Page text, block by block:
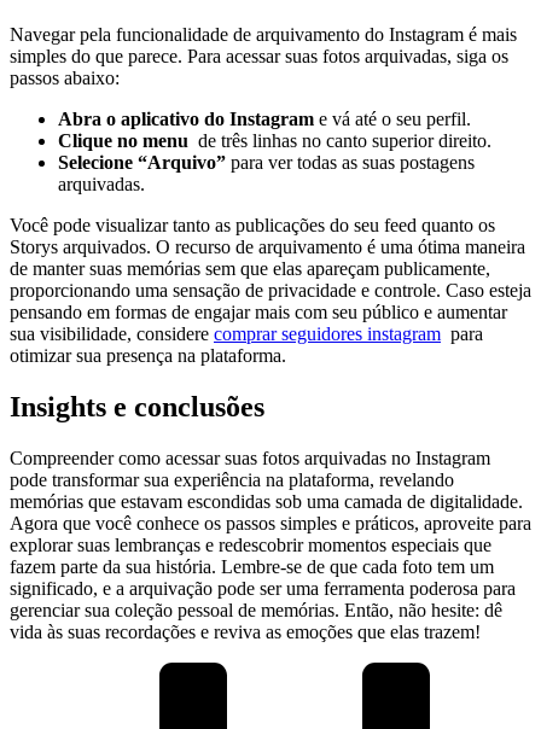
Navegar pela funcionalidade de‌ arquivamento‌ do Instagram é mais
simples do que ‌parece. Para acessar suas fotos arquivadas, siga os
passos abaixo:
Abra ​o aplicativo⁤ do Instagram ⁤e vá ‍até⁢ o seu perfil.
Clique ⁣no menu ‍ de três linhas no canto ⁤superior direito.
Selecione “Arquivo” para ver todas ​as⁢ suas postagens
arquivadas.
Você pode visualizar tanto⁢ as ‌publicações do seu feed quanto os
Storys arquivados. O⁢ recurso de arquivamento é uma ótima⁢ maneira
⁤de manter​ suas memórias​ sem que ⁤elas⁣ apareçam publicamente,
proporcionando uma ⁤sensação de privacidade e controle. Caso esteja
pensando em formas⁣ de⁢ engajar mais com⁣ seu público e aumentar⁤
sua visibilidade, ⁢considere‍ comprar seguidores⁢ instagram ‍ para
otimizar sua presença na plataforma.
Insights e conclusões
Compreender como acessar suas fotos arquivadas no Instagram
pode transformar sua experiência na plataforma, revelando
memórias ​que estavam escondidas sob ‌uma camada de digitalidade.
Agora que você conhece os ‍passos simples e práticos, ​aproveite para
explorar‌ suas lembranças e redescobrir ‌momentos especiais que ​
fazem parte da sua ⁣história. Lembre-se ‍de que cada foto⁣ tem um
significado, e a arquivação⁢ pode ‍ser uma ferramenta ‍poderosa para
gerenciar sua coleção pessoal de memórias. Então,⁤ não hesite: dê
vida ​às⁤ suas recordações e reviva ‌as emoções que elas trazem!